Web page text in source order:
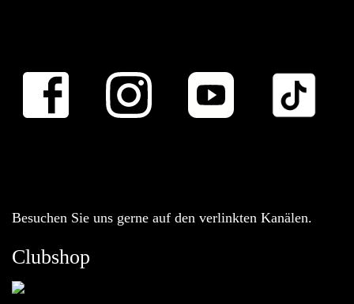
Besuchen Sie uns gerne auf den verlinkten Kanälen.
Clubshop